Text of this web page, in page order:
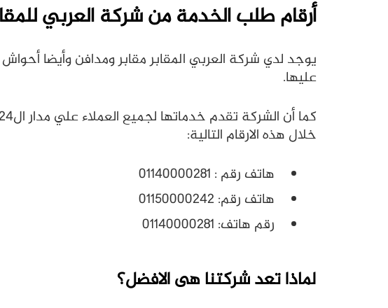
أرقام طلب الخدمة من شركة العربي
يوجد لدي شركة العربي المقابر مقابر ومدافن وأيضا
عليها.
خلال هذه الارقام التالية:
هاتف رقم : 01140000281
هاتف رقم: 01150000242
رقم هاتف: 01140000281
لماذا تعد شركتنا هى الافضل؟